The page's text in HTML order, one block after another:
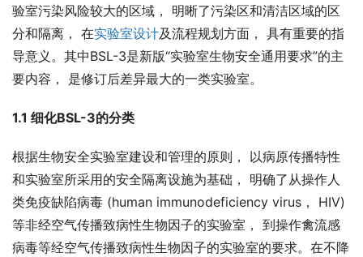
验室污染风险较大的区域， 明晰了污染区和清洁区域的区
分和隔离， 在实验室设计及流程规划方面， 具有重要的指
导意义。其中BSL-3是新版“实验室生物安全通用要求”的主
要内容， 是修订后差异最大的一类实验室。
1.1 细化BSL-3的分类
根据生物安全实验室建设和管理的原则， 以病原传播特性
和实验室所采用的安全隔离设施为基础， 明确了从操作人
类免疫缺陷病毒 (human immunodeficiency virus， HIV)
等非经空气传播致病性生物因子的实验室， 到操作禽流感
病毒等经空气传播致病性生物因子的实验室的要求。在不降